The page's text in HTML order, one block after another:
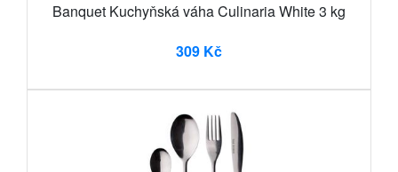
Banquet Kuchyňská váha Culinaria White 3 kg
309 Kč